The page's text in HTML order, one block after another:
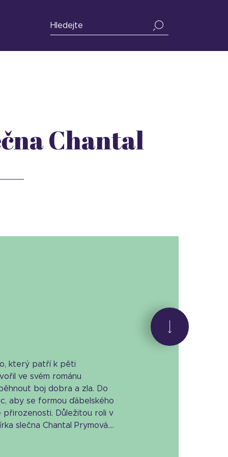
Chantal
který patří k pěti
ve svém románu
boj dobra a zla. Do
aby se formou ďábelského
Důležitou roli v
slečna Chantal Prymová....